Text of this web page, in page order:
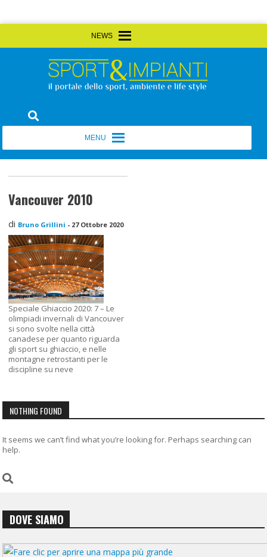
to
Sport&Impianti
Vancouver 2010
di Bruno Grillini - 27 Ottobre 2020
Speciale Ghiaccio 2020: 7 – Le
olimpiadi invernali di Vancouver
si sono svolte nella città
canadese per quanto riguarda
gli sport su ghiaccio, e nelle
montagne retrostanti per le
discipline su neve
NOTHING FOUND
It seems we can’t find what you’re looking for. Perhaps searching can
help.
DOVE SIAMO